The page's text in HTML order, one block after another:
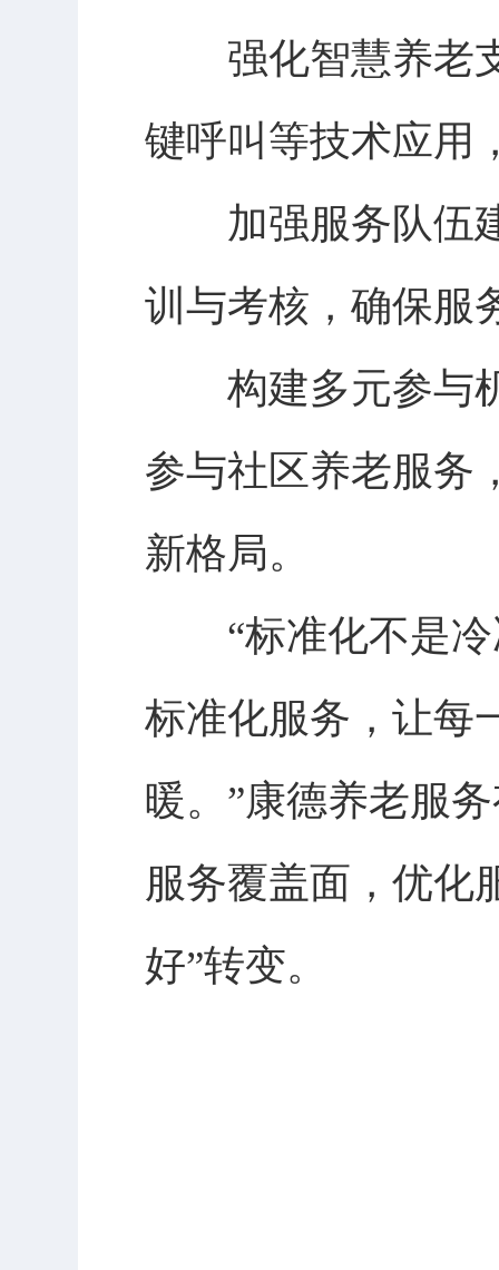
强化智慧养老支
键呼叫等技术应用
加强服务队伍建
训与考核，确保服
构建多元参与机
参与社区养老服务
新格局。
“标准化不是冷
标准化服务，让每
暖。”康德养老服
服务覆盖面，优化
好”转变。